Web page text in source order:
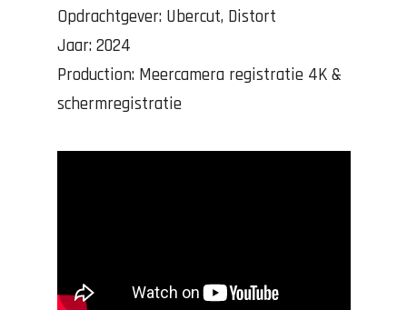
Opdrachtgever: Ubercut, Distort
Jaar: 2024
Production: Meercamera registratie 4K &
schermregistratie